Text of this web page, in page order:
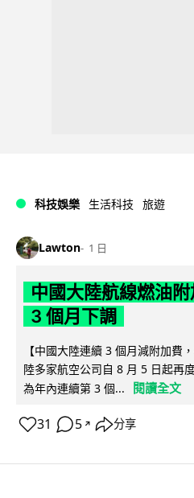
科技娛樂 生活科技 旅遊
Lawton 1 日
中國大陸航線燃油
3 個月下調
【中國大陸連續 3 個月減附加費
陸多家航空公司自 8 月 5 日起再
為年內連續第 3 個...
閱讀全文
31 5 ↗ 分享